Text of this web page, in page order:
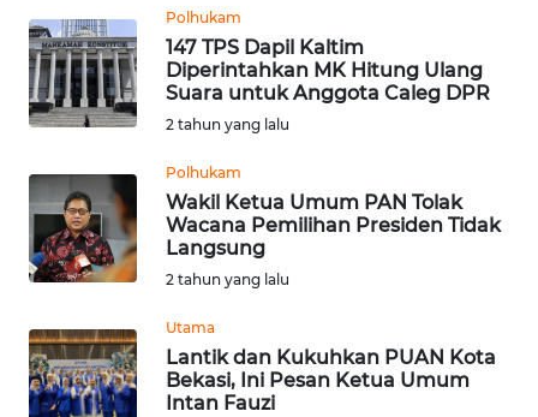
Polhukam
147 TPS Dapil Kaltim
Diperintahkan MK Hitung Ulang
Suara untuk Anggota Caleg DPR
2 tahun yang lalu
Polhukam
Wakil Ketua Umum PAN Tolak
Wacana Pemilihan Presiden Tidak
Langsung
2 tahun yang lalu
Utama
Lantik dan Kukuhkan PUAN Kota
Bekasi, Ini Pesan Ketua Umum
Intan Fauzi
TINGGI
WN
PAKPAK
WN
KARAWANG
WN
WN
BOGOR